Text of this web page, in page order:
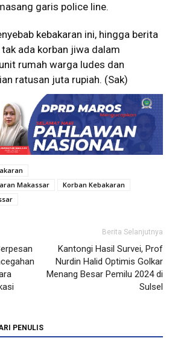
garis police line.
kebakaran ini, hingga berita
ada korban jiwa dalam
rumah warga ludes dan
ratusan juta rupiah. (Sak)
Makassar
Korban Kebakaran
Berita Selanjutnya
Kantongi Hasil Survei, Prof
Nurdin Halid Optimis Golkar
Menang Besar Pemilu 2024 di
Sulsel
PENULIS